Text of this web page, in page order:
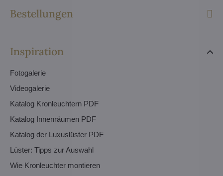
Bestellungen
Inspiration
Fotogalerie
Videogalerie
Katalog Kronleuchtern PDF
Katalog Innenräumen PDF
Katalog der Luxuslüster PDF
Lüster: Tipps zur Auswahl
Wie Kronleuchter montieren